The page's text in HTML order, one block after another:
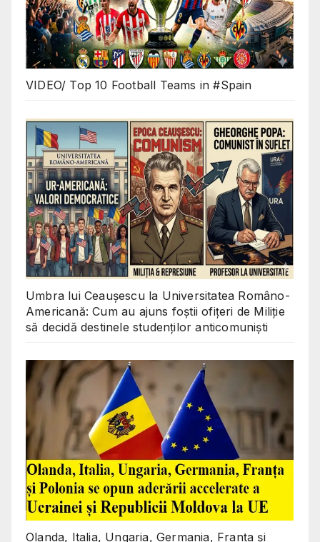
VIDEO/ Top 10 Football Teams in #Spain
Umbra lui Ceaușescu la Universitatea Româno-
Americană: Cum au ajuns foștii ofițeri de Miliție
să decidă destinele studenților anticomuniști
Olanda, Italia, Ungaria, Germania, Franța și